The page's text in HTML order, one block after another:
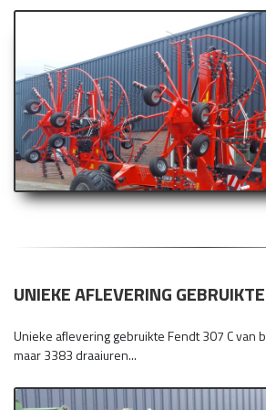
UNIEKE AFLEVERING
Unieke aflevering gebruikte Fendt 307 C van
maar 3383 draaiuren...